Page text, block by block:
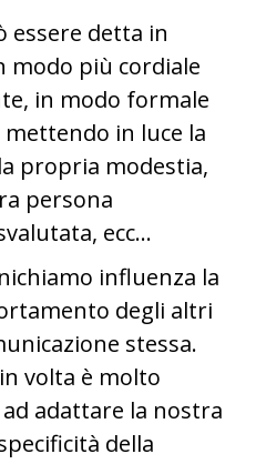
essere detta in
modo più cordiale
in modo formale
in luce la
propria modestia,
persona
ecc…
influenza la
degli altri
stessa.
volta è molto
adattare la nostra
della